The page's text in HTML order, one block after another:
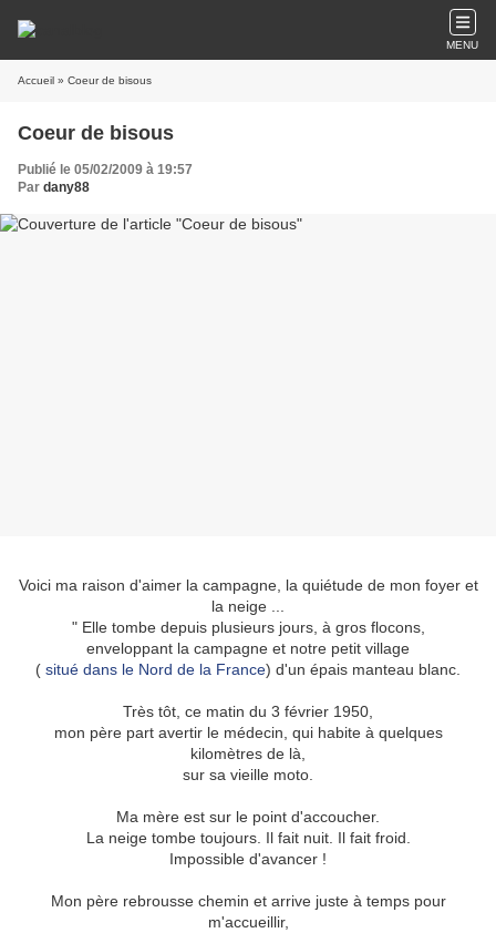
MENU
Accueil » Coeur de bisous
Coeur de bisous
Publié le 05/02/2009 à 19:57
Par dany88
Voici ma raison d'aimer la campagne, la quiétude de mon foyer et
la neige ...
" Elle tombe depuis plusieurs jours, à gros flocons,
enveloppant la campagne et notre petit village
( situé dans le Nord de la France) d'un épais manteau blanc.
Très tôt, ce matin du 3 février 1950,
mon père part avertir le médecin, qui habite à quelques
kilomètres de là,
sur sa vieille moto.
Ma mère est sur le point d'accoucher.
La neige tombe toujours. Il fait nuit. Il fait froid.
Impossible d'avancer !
Mon père rebrousse chemin et arrive juste à temps pour
m'accueillir,